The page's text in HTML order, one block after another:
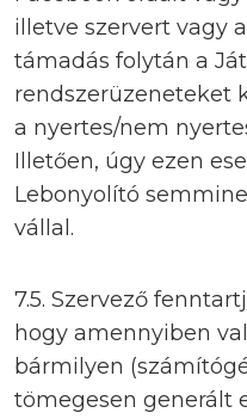
illetve szervert vagy
támadás folytán a
rendszerüzeneteket
a nyertes/nem
Illetően, úgy ezen
Lebonyolító
vállal.
7.5. Szervező
hogy amennyiben
bármilyen
tömegesen generált